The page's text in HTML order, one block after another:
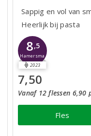
Sappig en vol van
Heerlijk bij pasta
8,5
Hamersma
2023
7,50
Vanaf 12 flessen 6,90
Fles